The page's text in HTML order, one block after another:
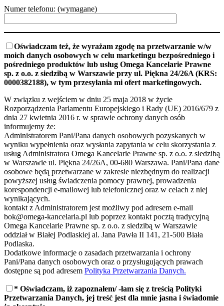
Numer telefonu: (wymagane)
Oświadczam też, że wyrażam zgodę na przetwarzanie w/w
moich danych osobowych w celu marketingu bezpośredniego i
pośredniego produktów lub usług Omega Kancelarie Prawne
sp. z o.o. z siedzibą w Warszawie przy ul. Piękna 24/26A (KRS:
0000382188), w tym przesyłania mi ofert marketingowych.
W związku z wejściem w dniu 25 maja 2018 w życie
Rozporządzenia Parlamentu Europejskiego i Rady (UE) 2016/679 z
dnia 27 kwietnia 2016 r. w sprawie ochrony danych osób
informujemy że:
Administratorem Pani/Pana danych osobowych pozyskanych w
wyniku wypełnienia oraz wysłania zapytania w celu skorzystania z
usług Administratora Omega Kancelarie Prawne sp. z o.o. z siedzibą
w Warszawie ul. Piękna 24/26A, 00-680 Warszawa. Pani/Pana dane
osobowe będą przetwarzane w zakresie niezbędnym do realizacji
powyższej usług świadczenia pomocy prawnej, prowadzenia
korespondencji e-mailowej lub telefonicznej oraz w celach z niej
wynikających.
kontakt z Administratorem jest możliwy pod adresem e-mail
bok@omega-kancelaria.pl lub poprzez kontakt pocztą tradycyjną
Omega Kancelarie Prawne sp. z o.o. z siedzibą w Warszawie
oddział w Białej Podlaskiej al. Jana Pawła II 141, 21-500 Biała
Podlaska.
Dodatkowe informacje o zasadach przetwarzania i ochrony
Pani/Pana danych osobowych oraz o przysługujących prawach
dostępne są pod adresem Polityka Przetwarzania Danych.
* Oświadczam, iż zapoznałem/ -łam się z treścią Polityki
Przetwarzania Danych, jej treść jest dla mnie jasna i świadomie